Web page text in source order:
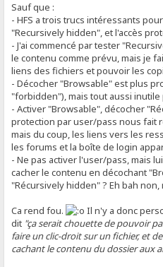
Sauf que :
- HFS a trois trucs intéressants
"Recursively hidden", et l'accès
- J'ai commencé par tester
le contenu comme prévu, mais je
liens des fichiers et pouvoir les
- Décocher "Browsable" est plus
"forbidden"), mais tout aussi
- Activer "Browsable", décocher
protection par user/pass nous fait
mais du coup, les liens vers les
les forums et la boîte de login
- Ne pas activer l'user/pass, mais
cacher le contenu en décochant
"Récursively hidden" ? Eh bah non,
Ca rend fou.
Il n'y a donc
dit "ça serait chouette de pouvoir
faire un clic-droit sur un fichier, et
cachant le contenu du dossier aux